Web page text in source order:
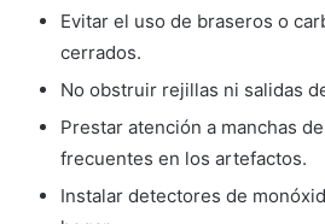
Evitar el uso de braseros o
cerrados.
No obstruir rejillas ni salidas
Prestar atención a manchas
frecuentes en los artefactos.
Instalar detectores de